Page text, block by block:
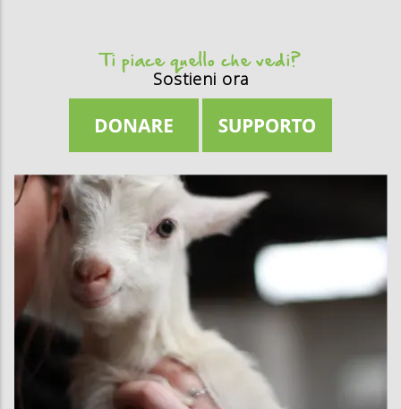
Ti piace quello che vedi?
Sostieni ora